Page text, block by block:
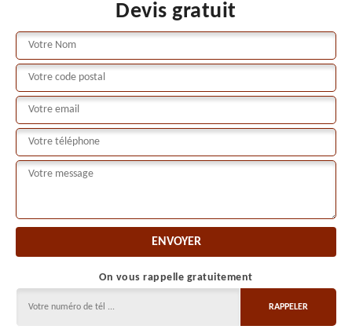
Devis gratuit
On vous rappelle gratuitement